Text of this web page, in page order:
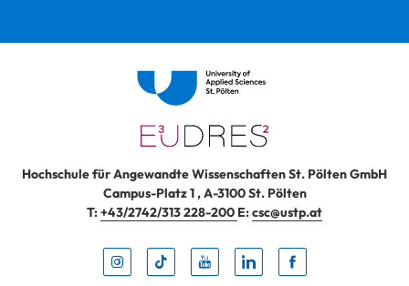
Hochschule für Angewandte Wissenschaften St. Pölten GmbH
Campus-Platz 1,A-3100St. Pölten
T:+43/2742/313 228-200 E:csc@ustp.at